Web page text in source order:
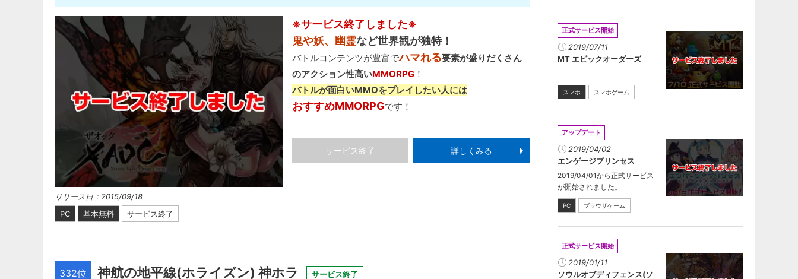
リリース日：2015/09/18
PC
基本無料 サービス終了
※サービス終了しました※
鬼や妖、幽霊など世界観が独特！
バトルコンテンツが豊富でハマれる要素が盛りだくさん
のアクション性高いMMORPG ！
バトルが面白いMMOをプレイしたい人には
おすすめMMORPGです！
サービス終了 詳しくみる
332位 神航の地平線(ホライズン) 神ホラ サービス終了
正式サービス開始
2019/07/11
MT エピックオーダーズ
スマホ スマホゲーム
アップデート
2019/04/02
エンゲージプリンセス
2019/04/01から正式サービス
が開始されました。
PC ブラウザゲーム
正式サービス開始
2019/01/11
ソウルオブディフェンス(ソ